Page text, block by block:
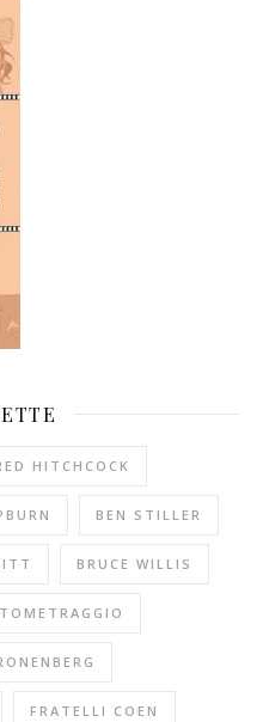
HITCHCOCK
BEN STILLER
BRUCE WILLIS
FRATELLI COEN